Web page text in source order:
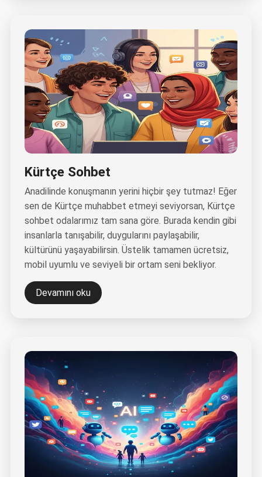
Kürtçe Sohbet
Anadilinde konuşmanın yerini hiçbir şey tutmaz! Eğer
sen de Kürtçe muhabbet etmeyi seviyorsan, Kürtçe
sohbet odalarımız tam sana göre. Burada kendin gibi
insanlarla tanışabilir, duygularını paylaşabilir,
kültürünü yaşayabilirsin. Üstelik tamamen ücretsiz,
mobil uyumlu ve seviyeli bir ortam seni bekliyor.
Devamını oku